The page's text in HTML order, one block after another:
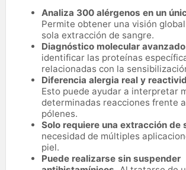
Analiza 300 alérgenos en un
Permite obtener una visión
sola extracción de sangre.
Diagnóstico molecular
identificar las proteínas
relacionadas con la
Diferencia alergia real y
Esto puede ayudar a interpretar
determinadas reacciones frente
pólenes.
Solo requiere una extracción de
necesidad de múltiples
piel.
Puede realizarse sin suspender